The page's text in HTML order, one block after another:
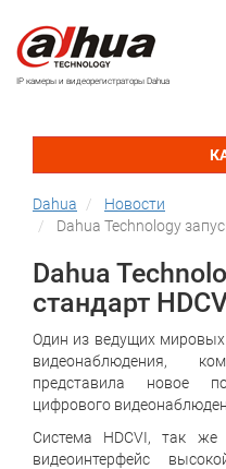
IP камеры и видеорегистраторы Dahua
Dahua
Новости
Dahua Technology
Dahua
стандарт
Один из ведущих
видеонаблюдения,
представила новое
цифрового
Система HDCVI, так же
видеоинтерфейс